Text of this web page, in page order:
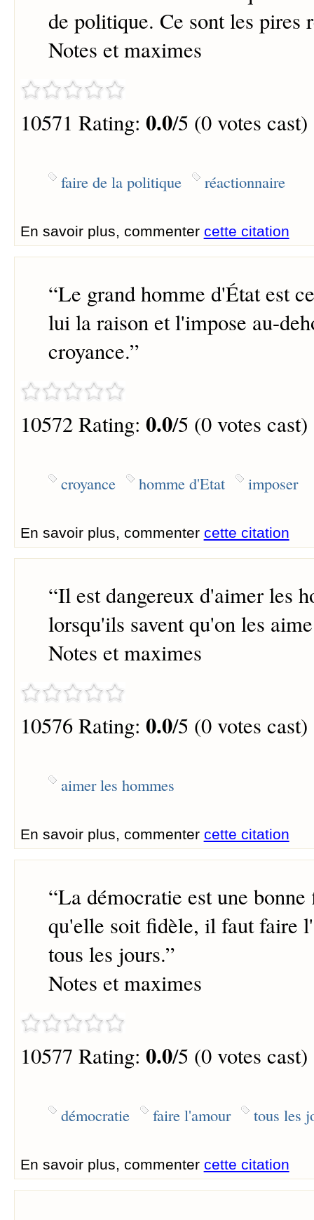
de politique. Ce sont les pires
Notes et maximes
10571 Rating: 0.0/5 (0 votes cast)
faire de la politique réactionnaire
En savoir plus, commenter cette citation
“Le grand homme d'État est
lui la raison et l'impose au-
croyance.”
10572 Rating: 0.0/5 (0 votes cast)
croyance homme d'Etat imposer
En savoir plus, commenter cette citation
“Il est dangereux d'aimer les
lorsqu'ils savent qu'on les
Notes et maximes
10576 Rating: 0.0/5 (0 votes cast)
aimer les hommes
En savoir plus, commenter cette citation
“La démocratie est une
qu'elle soit fidèle, il faut faire
tous les jours.”
Notes et maximes
10577 Rating: 0.0/5 (0 votes cast)
démocratie faire l'amour tous les
En savoir plus, commenter cette citation